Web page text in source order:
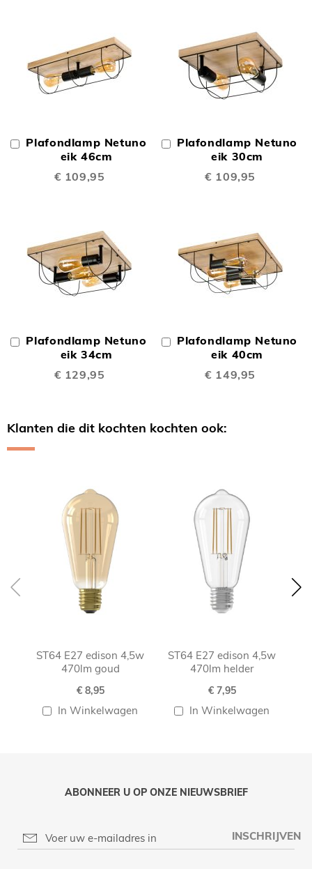
Plafondlamp Netuno
eik 46cm
€ 109,95
In
Winkelwagen
Plafondlamp Netuno
eik 30cm
€ 109,95
In
Winkelwagen
Plafondlamp Netuno
eik 34cm
€ 129,95
In
Winkelwagen
Plafondlamp Netuno
eik 40cm
€ 149,95
In
Winkelwagen
Klanten die dit kochten kochten ook:
ST64 E27 edison 4,5w
470lm goud
€ 8,95
In Winkelwagen
ST64 E27 edison 4,5w
470lm helder
€ 7,95
In Winkelwagen
ABONNEER U OP ONZE NIEUWSBRIEF
INSCHRIJVEN